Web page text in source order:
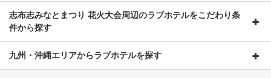
志布志みなとまつり 花火大会周辺のラブホテルをこだわり条
件から探す
九州・沖縄エリアからラブホテルを探す